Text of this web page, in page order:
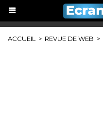
ACCUEIL > REVUE DE WEB >